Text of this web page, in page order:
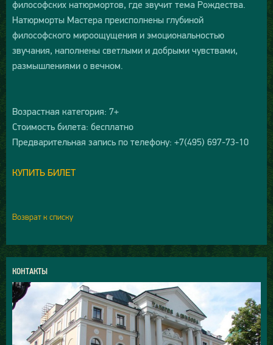
философских натюрмортов, где звучит тема Рождества.
Натюрморты Мастера преисполнены глубиной
философского мироощущения и эмоциональностью
звучания, наполнены светлыми и добрыми чувствами,
размышлениями о вечном.
Возрастная категория: 7+
Стоимость билета: бесплатно
Предварительная запись по телефону: +7(495) 697-73-10
КУПИТЬ БИЛЕТ
Возврат к списку
КОНТАКТЫ